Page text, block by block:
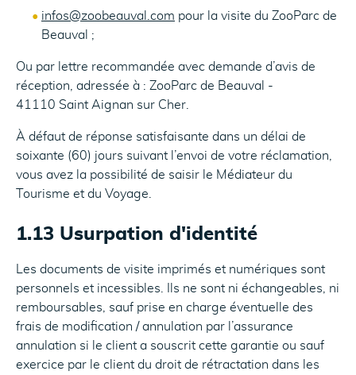
infos@zoobeauval.com pour la visite du ZooParc de
Beauval ;
Ou par lettre recommandée avec demande d’avis de
réception, adressée à : ZooParc de Beauval -
41110 Saint Aignan sur Cher.
À défaut de réponse satisfaisante dans un délai de
soixante (60) jours suivant l’envoi de votre réclamation,
vous avez la possibilité de saisir le Médiateur du
Tourisme et du Voyage.
1.13 Usurpation d'identité
Les documents de visite imprimés et numériques sont
personnels et incessibles. Ils ne sont ni échangeables, ni
remboursables, sauf prise en charge éventuelle des
frais de modification / annulation par l’assurance
annulation si le client a souscrit cette garantie ou sauf
exercice par le client du droit de rétractation dans les